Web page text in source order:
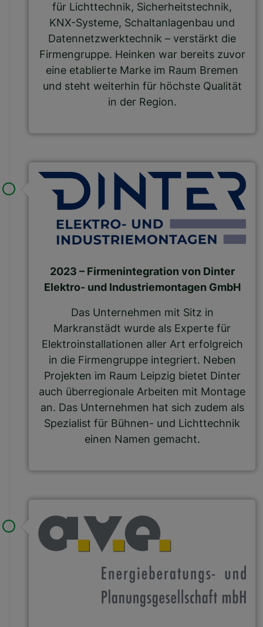
für Lichttechnik, Sicherheitstechnik,
KNX-Systeme, Schaltanlagenbau und
Datennetzwerktechnik – verstärkt die
Firmengruppe. Heinken war bereits zuvor
eine etablierte Marke im Raum Bremen
und steht weiterhin für höchste Qualität
in der Region.
2023 – Firmenintegration von Dinter
Elektro- und Industriemontagen GmbH
Das Unternehmen mit Sitz in
Markranstädt wurde als Experte für
Elektroinstallationen aller Art erfolgreich
in die Firmengruppe integriert. Neben
Projekten im Raum Leipzig bietet Dinter
auch überregionale Arbeiten mit Montage
an. Das Unternehmen hat sich zudem als
Spezialist für Bühnen- und Lichttechnik
einen Namen gemacht.